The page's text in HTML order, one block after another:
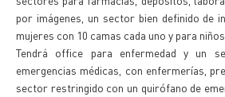
por imágenes, un sector bien definido de
mujeres con 10 camas cada uno y para
Tendrá office para enfermedad y un
emergencias médicas, con enfermerías,
sector restringido con un quirófano de